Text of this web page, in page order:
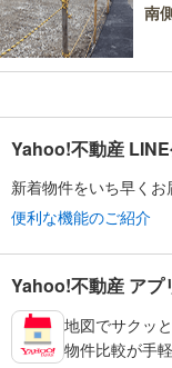
南
Yahoo!不動産
新着物件をいち早くお
便利な機能のご紹介
Yahoo!不動産 アプ
地図でサクッ
物件比較が手